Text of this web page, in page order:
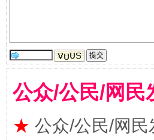
全民健身五年计划来了！等你
公众/公民/网民
★ 公众/公民/网